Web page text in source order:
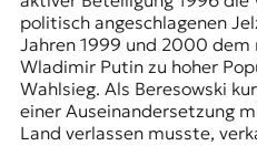
s
m
u
s
u
politisch angeschlagenen
Jahren 1999 und 2000
Wladimir Putin zu hoher
Wahlsieg. Als Beresowski
einer Auseinandersetzung
Land verlassen musste,